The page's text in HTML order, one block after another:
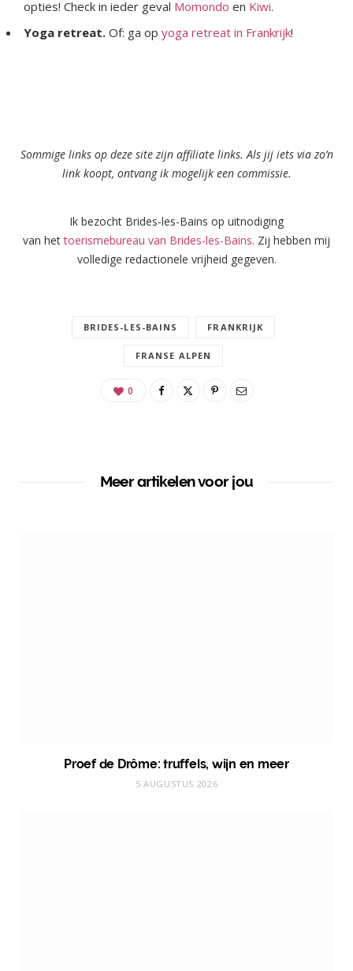
opties! Check in ieder geval Momondo en Kiwi.
Yoga retreat. Of: ga op yoga retreat in Frankrijk!
Sommige links op deze site zijn affiliate links. Als jij iets via zo’n
link koopt, ontvang ik mogelijk een commissie.
Ik bezocht Brides-les-Bains op uitnodiging
van hettoerismebureau van Brides-les-Bains. Zij hebben mij
volledige redactionele vrijheid gegeven.
BRIDES-LES-BAINS FRANKRIJK
FRANSE ALPEN
0
Meer artikelen voor jou
Proef de Drôme: truffels, wijn en meer
5 AUGUSTUS 2026